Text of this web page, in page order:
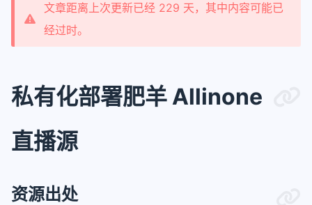
文章距离上次更新已经 229 天，其中内容可能已
经过时。
私有化部署肥羊 Allinone
直播源
资源出处